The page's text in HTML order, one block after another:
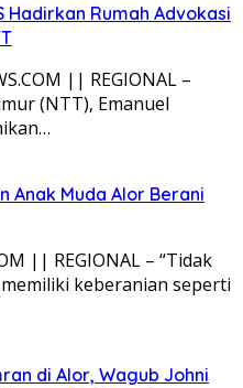
Hadirkan Rumah Advokasi
|| REGIONAL –
(NTT), Emanuel
Anak Muda Alor Berani
|| REGIONAL – “Tidak
keberanian seperti
di Alor, Wagub Johni